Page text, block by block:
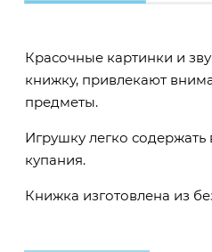
Красочные картинки и
книжку, привлекают
предметы.
Игрушку легко содержать
купания.
Книжка изготовлена из